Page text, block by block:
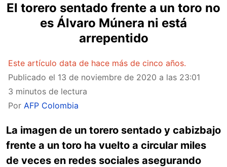
El torero sentado frente a un toro no
es Álvaro Múnera ni está
arrepentido
Este artículo data de hace más de cinco años.
Publicado el 13 de noviembre de 2020 a las 23:01
3 minutos de lectura
Por AFP Colombia
La imagen de un torero sentado y cabizbajo
frente a un toro ha vuelto a circular miles
de veces en redes sociales asegurando